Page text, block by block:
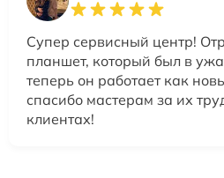
Супер сервисный центр!
планшет, который был в
теперь он работает как
спасибо мастерам за их
клиентах!